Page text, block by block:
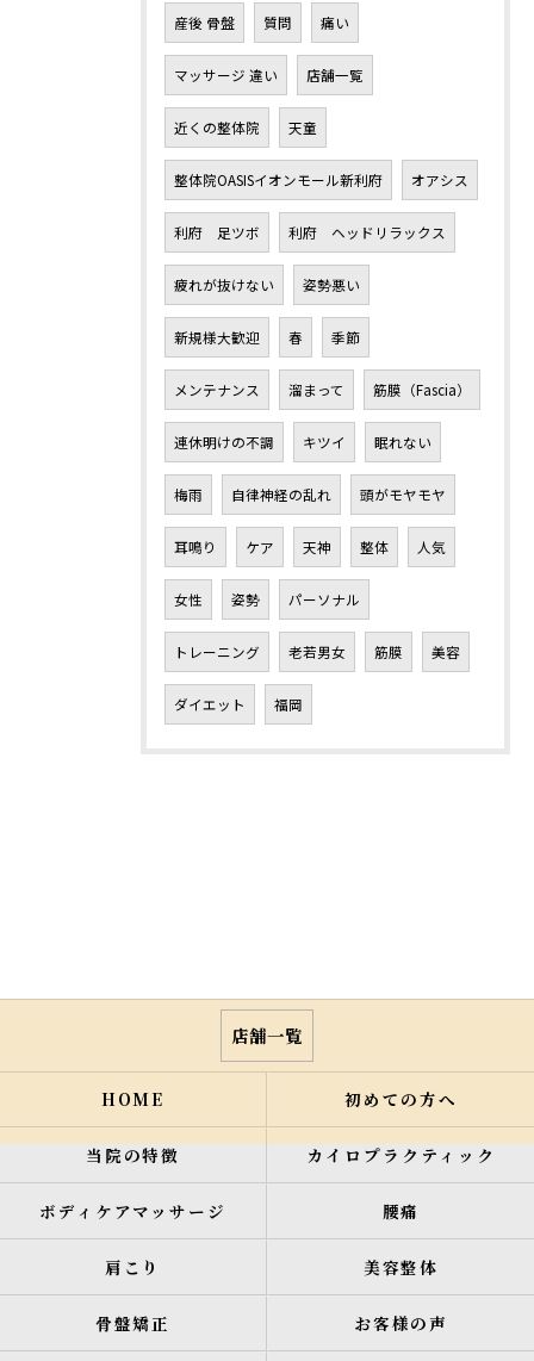
産後 骨盤 質問 痛い
マッサージ 違い 店舗一覧
近くの整体院 天童
整体院OASISイオンモール新利府 オアシス
利府 足ツボ 利府 ヘッドリラックス
疲れが抜けない 姿勢悪い
新規様大歓迎 春 季節
メンテナンス 溜まって 筋膜（Fascia）
連休明けの不調 キツイ 眠れない
梅雨 自律神経の乱れ 頭がモヤモヤ
耳鳴り ケア 天神 整体 人気
女性 姿勢 パーソナル
トレーニング 老若男女 筋膜 美容
ダイエット 福岡
店舗一覧
HOME 初めての方へ
当院の特徴 カイロプラクティック
ボディケアマッサージ 腰痛
肩こり 美容整体
骨盤矯正 お客様の声